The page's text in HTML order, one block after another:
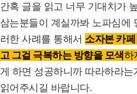
간혹 글을 읽고 너무 기대치가
삼는분들이 계실까봐 노파심에
러한 사례를 통해서 소자본 카
고 그걸 극복하는 방향을 모색하
게 하면 성공하니까 따라하라
읽어주시길 바랍니다.